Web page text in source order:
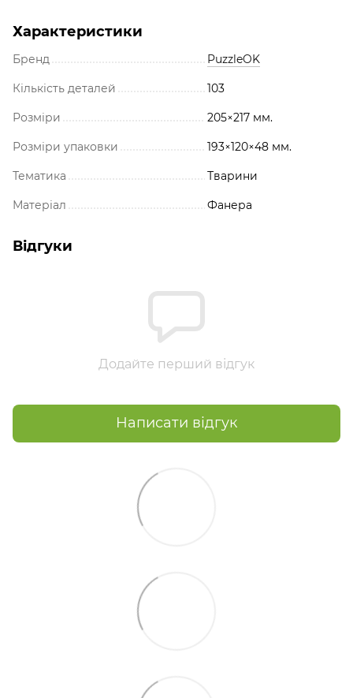
Характеристики
Бренд PuzzleOK
Кількість деталей 103
Розміри 205×217 мм.
Розміри упаковки 193×120×48 мм.
Тематика Тварини
Матеріал Фанера
Відгуки
Додайте перший відгук
Написати відгук